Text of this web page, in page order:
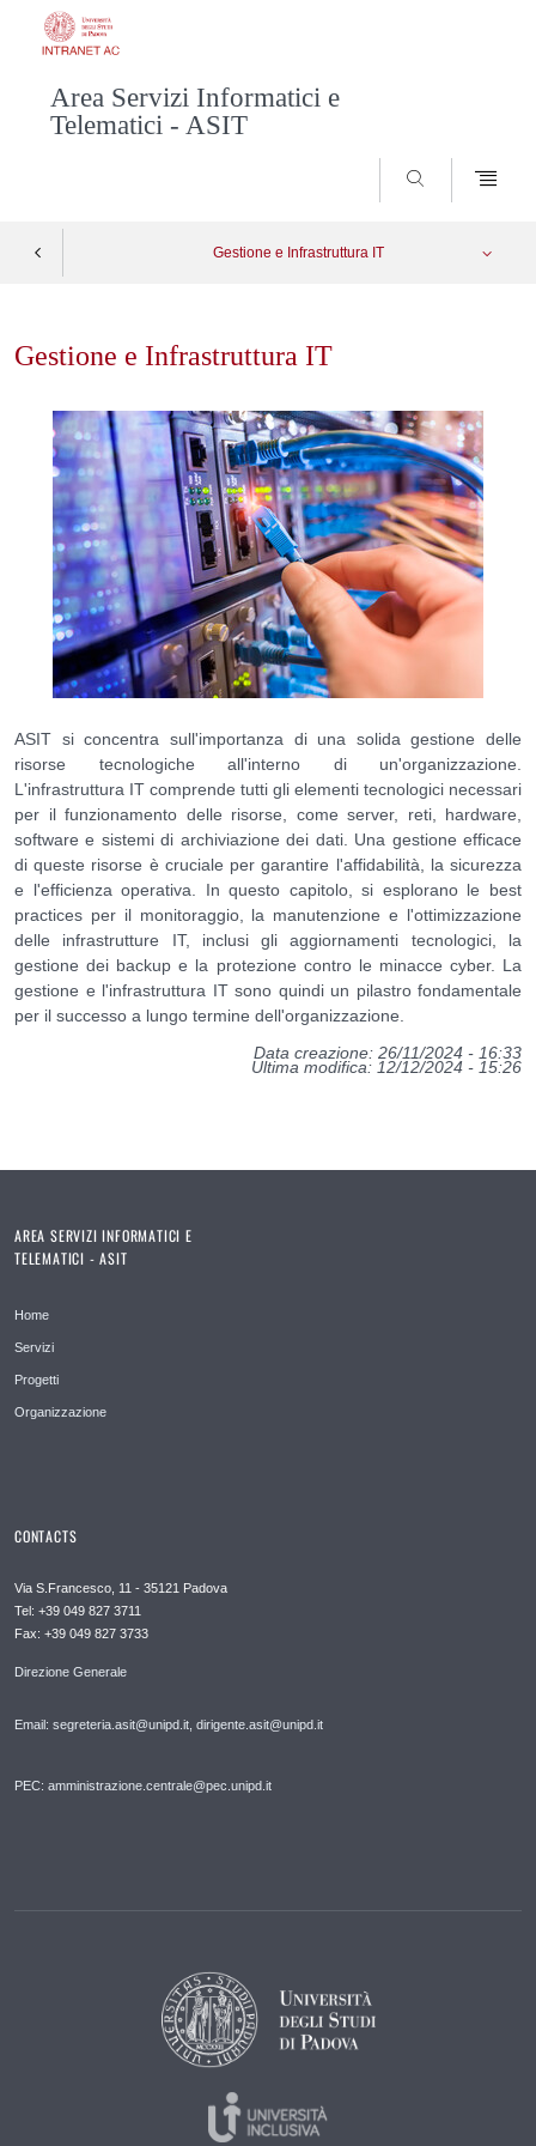
Area Servizi Informatici e
Telematici - ASIT
SEARCH
Gestione e Infrastruttura IT
Account e Accessi
Applicazioni via Terminal Server
Desktop e virtualizzazione per l'Amministrazione Centrale
Eduroam
Hosting
Infrastruttura e Piattaforme
Soluzioni Audio Video
Stampanti di rete (multifunzione)
Supporto per la Connettività
content
Gestione e Infrastruttura IT
ASIT si concentra sull'importanza di una solida gestione delle
risorse tecnologiche all'interno di un'organizzazione.
L'infrastruttura IT comprende tutti gli elementi tecnologici necessari
per il funzionamento delle risorse, come server, reti, hardware,
software e sistemi di archiviazione dei dati. Una gestione efficace
di queste risorse è cruciale per garantire l'affidabilità, la sicurezza
e l'efficienza operativa. In questo capitolo, si esplorano le best
practices per il monitoraggio, la manutenzione e l'ottimizzazione
delle infrastrutture IT, inclusi gli aggiornamenti tecnologici, la
gestione dei backup e la protezione contro le minacce cyber. La
gestione e l'infrastruttura IT sono quindi un pilastro fondamentale
per il successo a lungo termine dell'organizzazione.
Data creazione: 26/11/2024 - 16:33
Ultima modifica: 12/12/2024 - 15:26
AREA SERVIZI INFORMATICI E
TELEMATICI - ASIT
Home
Servizi
Progetti
Organizzazione
CONTACTS
Via S.Francesco, 11 - 35121 Padova
Tel: +39 049 827 3711
Fax: +39 049 827 3733
Direzione Generale
Email: segreteria.asit@unipd.it, dirigente.asit@unipd.it
PEC: amministrazione.centrale@pec.unipd.it